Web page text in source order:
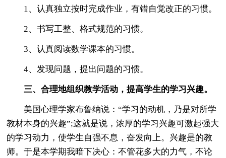
1、认真独立按时完成作业，有错自觉改正的习惯。
2、书写工整、格式规范的习惯。
3、认真阅读数学课本的习惯。
4、发现问题，提出问题的习惯。
三、合理地组织教学活动，提高学生的学习兴趣。
美国心理学家布鲁纳说：“学习的动机，乃是对所学
教材本身的兴趣”;这就是说，浓厚的学习兴趣可激起强大
的学习动力，使学生自强不息，奋发向上。兴趣是的教
师。于是本学期我暗下决心：不管花多大的力气，不论